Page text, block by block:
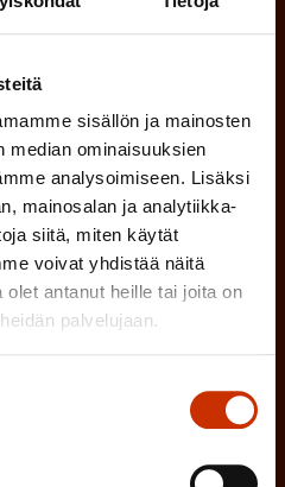
sisällön ja mainosten
median ominaisuuksien
analysoimiseen. Lisäksi
mainosalan ja analytiikka-
siitä, miten käytät
voivat yhdistää näitä
antanut heille tai joita on
palvelujaan.
)
l